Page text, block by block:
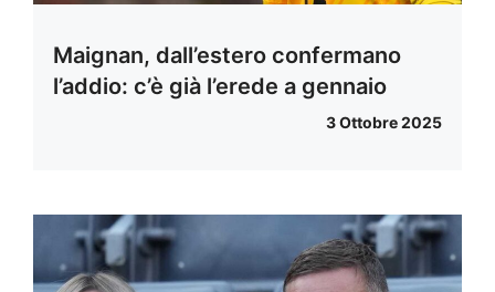
Maignan, dall’estero confermano
l’addio: c’è già l’erede a gennaio
3 Ottobre 2025